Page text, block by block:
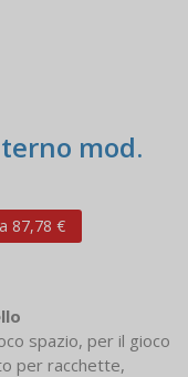
mod.
87,78 €
spazio, per il gioco
per racchette,